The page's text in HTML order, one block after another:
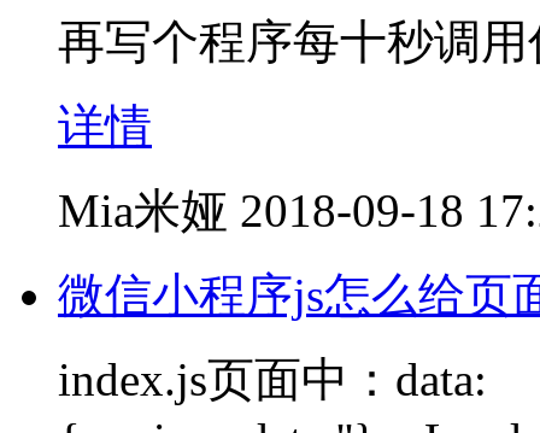
再写个程序每十秒调
详情
Mia米娅 2018-09-18
微信小程序js怎么给页
index.js页面中：data: